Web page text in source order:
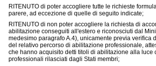
RITENUTO di poter accogliere tutte le richieste
parere, ad eccezione di quelle di seguito indicate;
RITENUTO di non poter accogliere la richiesta di
abilitazione conseguiti all'estero e riconosciuti dal
medesimo paragrafo A.4), unicamente previa
del relativo percorso di abilitazione professionale,
che hanno acquisito detti titoli di abilitazione alla
professionali rilasciati dagli Stati membri;